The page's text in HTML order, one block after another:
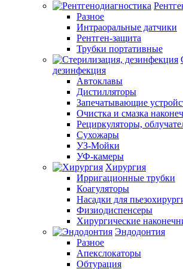
Разное
Интраоральные датчики
Рентген-защита
Трубки портативные
дезинфекция
Автоклавы
Дистилляторы
Запечатывающие
Очистка и смазка
Рециркуляторы,
Сухожары
УЗ-Мойки
УФ-камеры
Хирургия
Ирригационные трубки
Коагуляторы
Насадки для
Физиодиспенсеры
Хирургические
Эндодонтия
Разное
Апекслокаторы
Обтурация